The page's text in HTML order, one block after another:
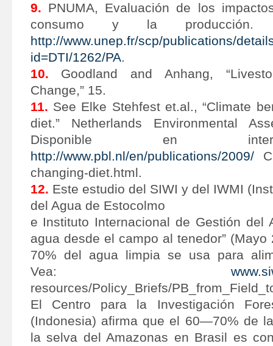
9. PNUMA, Evaluación de los
consumo y la producción.
http://www.unep.fr/scp/publications/
id=DTI/1262/PA.
10. Goodland and Anhang,
Change,” 15.
11. See Elke Stehfest et.al., “Climate
diet.” Netherlands Environmental
Disponible en
http://www.pbl.nl/en/publications/2009/
changing-diet.html.
12. Este estudio del SIWI y del IWMI
del Agua de Estocolmo
e Instituto Internacional de Gestión del
agua desde el campo al tenedor”
70% del agua limpia se usa para
Vea:
resources/Policy_Briefs/
El Centro para la Investigación
(Indonesia) afirma que el 60—70% de
la selva del Amazonas en Brasil es